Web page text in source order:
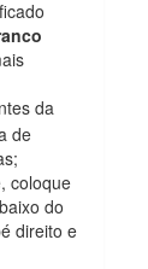
da
de
coloque
do
direito e